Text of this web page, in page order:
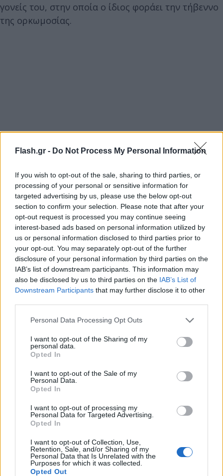
Flash.gr - Do Not Process My Personal Information
If you wish to opt-out of the sale, sharing to third parties, or
processing of your personal or sensitive information for
targeted advertising by us, please use the below opt-out
section to confirm your selection. Please note that after your
opt-out request is processed you may continue seeing
interest-based ads based on personal information utilized by
us or personal information disclosed to third parties prior to
your opt-out. You may separately opt-out of the further
disclosure of your personal information by third parties on the
IAB’s list of downstream participants. This information may
also be disclosed by us to third parties on the IAB’s List of
Downstream Participants that may further disclose it to other
Please note that this website/app uses one or more Google
not limited to your visit or usage behaviour. You may click to
grant or deny consent to Google and its third-party tags to
use your data for below specified purposes in below Google
consent section.
Personal Data Processing Opt Outs
I want to opt-out of the Sharing of my
personal data.
Opted In
I want to opt-out of the Sale of my
Personal Data.
Opted In
I want to opt-out of processing my
Personal Data for Targeted Advertising.
Opted In
I want to opt-out of Collection, Use,
Retention, Sale, and/or Sharing of my
Personal Data that Is Unrelated with the
Purposes for which it was collected.
Opted Out
γονείς του, στην οποία ο ίδιος φοράει την τήβεννο
της ορκωμοσίας.